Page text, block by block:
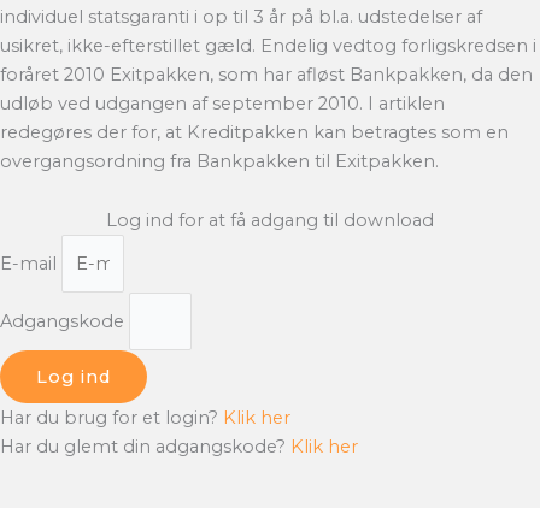
individuel statsgaranti i op til 3 år på bl.a. udstedelser af
usikret, ikke-efterstillet gæld. Endelig vedtog forligskredsen i
foråret 2010 Exitpakken, som har afløst Bankpakken, da den
udløb ved udgangen af september 2010. I artiklen
redegøres der for, at Kreditpakken kan betragtes som en
overgangsordning fra Bankpakken til Exitpakken.
Log ind for at få adgang til download
E-mail
Adgangskode
Log ind
Har du brug for et login? Klik her
Har du glemt din adgangskode? Klik her